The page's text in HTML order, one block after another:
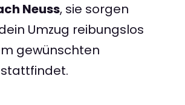
Neuss, sie sorgen
Umzug reibungslos
gewünschten